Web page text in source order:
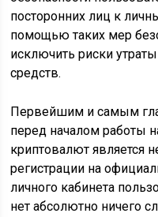
посторонних лиц к
помощью таких мер
исключить риски
средств.
Первейшим и самым
перед началом работы
криптовалют является
регистрации на
личного кабинета
нет абсолютно ничего